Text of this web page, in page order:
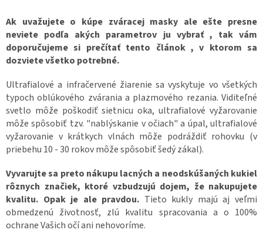
v
ý
p
u
Ak uvažujete o kúpe zváracej masky ale ešte presne
neviete podľa akých parametrov ju vybrať , tak vám
doporučujeme si prečítať tento článok , v ktorom sa
dozviete všetko potrebné.
Ultrafialové a infračervené žiarenie sa vyskytuje vo všetkých
typoch oblúkového zvárania a plazmového rezania. Viditeľné
svetlo môže poškodiť sietnicu oka, ultrafialové vyžarovanie
môže spôsobiť tzv. "nablýskanie v očiach" a úpal, ultrafialové
vyžarovanie v krátkych vlnách môže podráždiť rohovku (v
priebehu 10 - 30 rokov môže spôsobiť šedý zákal).
Vyvarujte sa preto nákupu lacných a neodskúšaných kukiel
rôznych značiek, ktoré vzbudzujú dojem, že nakupujete
kvalitu. Opak je ale pravdou. Tieto kukly majú aj veľmi
obmedzenú životnosť, zlú kvalitu spracovania a o 100%
ochrane Vašich očí ani nehovoríme.